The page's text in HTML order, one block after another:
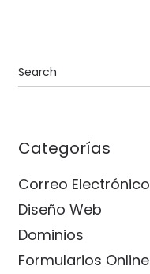
Categorías
Correo Electrónico
Diseño Web
Dominios
Formularios Online